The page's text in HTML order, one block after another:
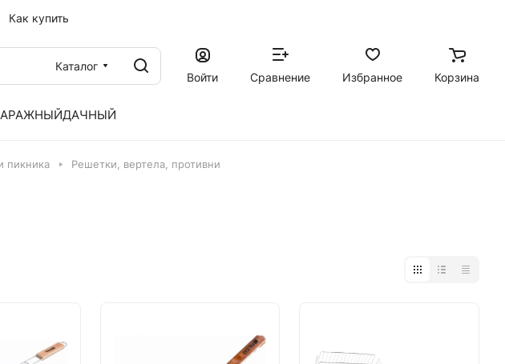
Как купить
Каталог
Войти
Сравнение Избранное Корзина
ДАЧНЫЙ
пикника Решетки, вертела, противни